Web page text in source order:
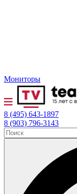
Мониторы
8 (495) 643-1897
8 (903) 796-3143